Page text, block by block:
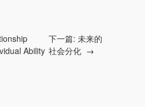
Ability
下一篇: 未来的
社会分化 →